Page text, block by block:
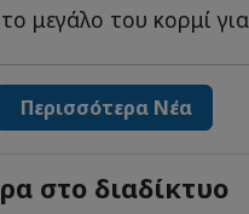
Περισσότερα Νέα
στο διαδίκτυο